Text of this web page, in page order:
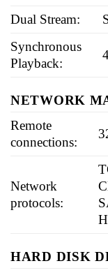
Dual Stream:
Synchronous
Playback:
NETWORK
Remote
connections:
Network
protocols:
HARD DISK